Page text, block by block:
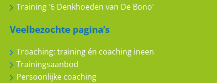
Training '6 Denkhoeden van De Bono'
Veelbezochte pagina’s
Troaching: training én coaching ineen
Trainingsaanbod
Persoonlijke coaching